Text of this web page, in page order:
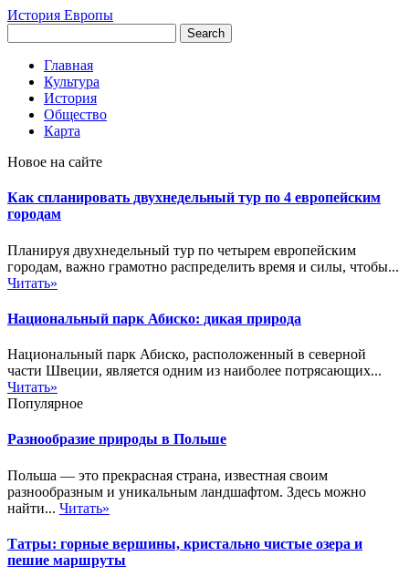
История Европы
Главная
Культура
История
Общество
Карта
Новое на сайте
Как спланировать двухнедельный тур по 4 европейским
городам
Планируя двухнедельный тур по четырем европейским
городам, важно грамотно распределить время и силы, чтобы...
Читать»
Национальный парк Абиско: дикая природа
Национальный парк Абиско, расположенный в северной
части Швеции, является одним из наиболее потрясающих...
Читать»
Популярное
Разнообразие природы в Польше
Польша — это прекрасная страна, известная своим
разнообразным и уникальным ландшафтом. Здесь можно
найти... Читать»
Татры: горные вершины, кристально чистые озера и
пешие маршруты